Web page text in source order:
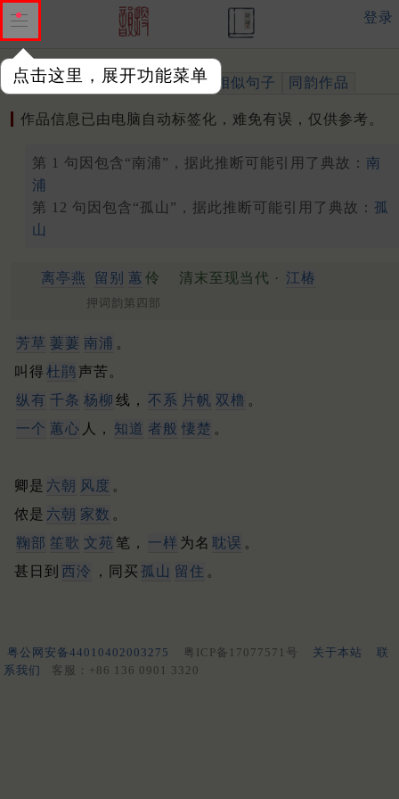
点击这里，展开功能菜单
登录
作品 标注四声 出处、引用 相似句子 同韵作品
作品信息已由电脑自动标签化，难免有误，仅供参考。
第 1 句因包含“南浦”，据此推断可能引用了典故： 南
浦
第 12 句因包含“孤山”，据此推断可能引用了典故： 孤
山
离亭燕 留别 蕙 伶 清末至现当代 · 江椿
押词韵第四部
芳草 萋萋 南浦 。
叫得 杜鹃 声苦。
纵有 千条 杨柳 线， 不系 片帆 双橹 。
一个 蕙心 人， 知道 者般 悽楚 。
卿是 六朝 风度 。
侬是 六朝 家数 。
鞠部 笙歌 文苑 笔， 一样 为名 耽误 。
甚日到 西泠 ，同买 孤山 留住 。
粤公网安备44010402003275 粤ICP备17077571号 关于本站
联
系我们
客服：+86 136 0901 3320